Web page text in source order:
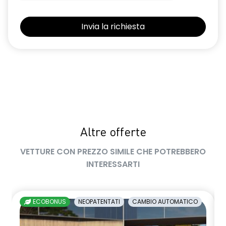
kit riparazione pneumatici
Manutenzione Connessa, incluso per 8 anni
Pacchetto Guida Connessa, incluso per 5 anni
predisposizione alcolock / alcol interlock
privacy glass
Altre offerte
VETTURE CON PREZZO SIMILE CHE POTREBBERO
INTERESSARTI
ECOBONUS NEOPATENTATI CAMBIO AUTOMATICO